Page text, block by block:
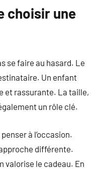
choisir une
se faire au hasard. Le
Un enfant
et rassurante. La taille,
un rôle clé.
à l’occasion.
différente.
valorise le cadeau. En